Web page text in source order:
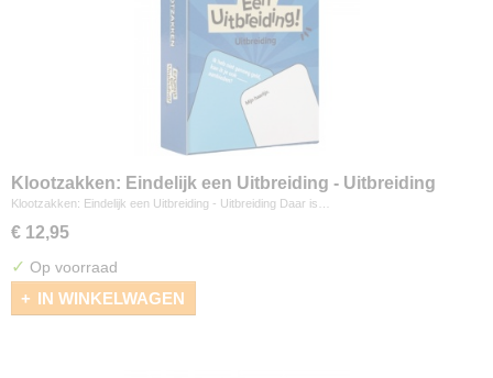
Klootzakken: Eindelijk een Uitbreiding - Uitbreiding
Klootzakken: Eindelijk een Uitbreiding - Uitbreiding Daar is…
€ 12,95
✓ Op voorraad
IN WINKELWAGEN